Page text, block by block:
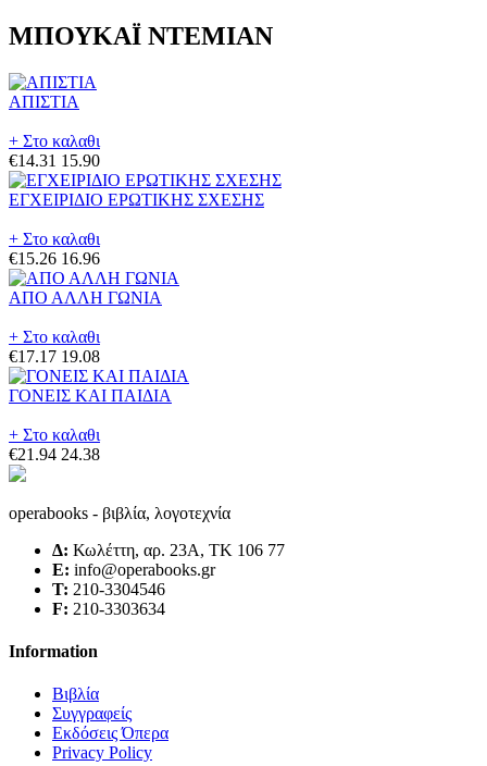
ΜΠΟΥΚΑΪ ΝΤΕΜΙΑΝ
ΑΠΙΣΤΙΑ
+ Στο καλαθι
€14.31 15.90
ΕΓΧΕΙΡΙΔΙΟ ΕΡΩΤΙΚΗΣ ΣΧΕΣΗΣ
+ Στο καλαθι
€15.26 16.96
ΑΠΟ ΑΛΛΗ ΓΩΝΙΑ
+ Στο καλαθι
€17.17 19.08
ΓΟΝΕΙΣ ΚΑΙ ΠΑΙΔΙΑ
+ Στο καλαθι
€21.94 24.38
operabooks - βιβλία, λογοτεχνία
Δ: Κωλέττη, αρ. 23Α, ΤΚ 106 77
E: info@operabooks.gr
Τ: 210-3304546
F: 210-3303634
Information
Βιβλία
Συγγραφείς
Εκδόσεις Όπερα
Privacy Policy